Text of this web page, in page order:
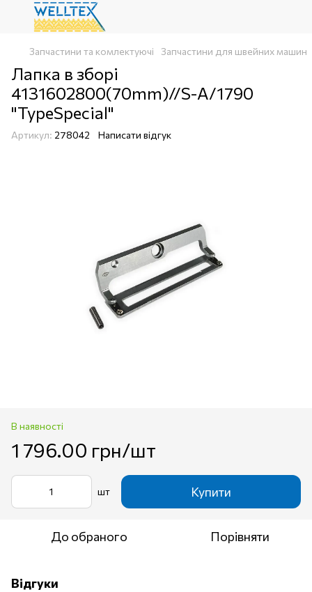
Запчастини та комлектуючі Запчастини для швейних машин
Лапка в зборі
4131602800(70mm)//S-A/1790
"TypeSpecial"
Артикул: 278042 Написати відгук
В наявності
1 796.00 грн/шт
шт Купити
До обраного Порівняти
Відгуки